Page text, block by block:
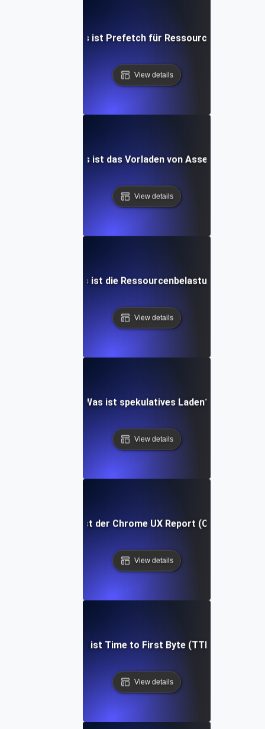
Was ist Prefetch für Ressourcen?
View details
Was ist das Vorladen von Assets?
View details
Was ist die Ressourcenbelastung?
View details
Was ist spekulatives Laden?
View details
Was ist der Chrome UX Report (CrUX)?
View details
Was ist Time to First Byte (TTFB)?
View details